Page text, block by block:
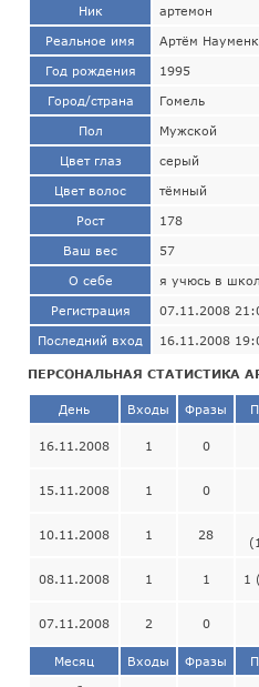
Ник артемон
Реальное имя Артём
Год рождения 1995
Город/страна Гомель
Пол Мужской
Цвет глаз серый
Цвет волос тёмный
Рост 178
Ваш вес 57
О себе я учюсь в
Регистрация 07.11.2008
Последний вход 16.11.2008
ПЕРСОНАЛЬНАЯ СТАТИСТИКА
День Входы Фразы
16.11.2008 1 0
15.11.2008 1 0
10.11.2008 1 28
08.11.2008 1 1 1
07.11.2008 2 0
Месяц Входы Фразы